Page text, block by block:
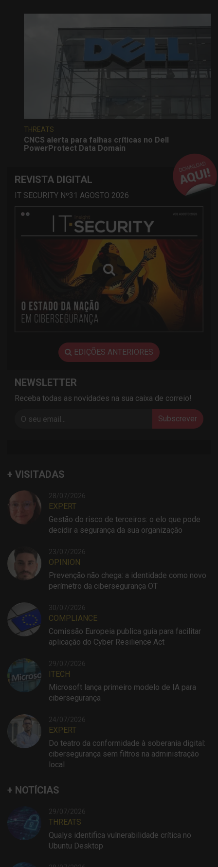
THREATS
CNCS alerta para falhas críticas no Dell
PowerProtect Data Domain
REVISTA DIGITAL
IT SECURITY Nº31 AGOSTO 2026
EDIÇÕES ANTERIORES
NEWSLETTER
Receba todas as novidades na sua caixa de correio!
Subscrever
+ VISITADAS
28/07/2026
EXPERT
Gestão do risco de terceiros: o elo que pode
decidir a segurança da sua organização
23/07/2026
OPINION
Prevenção não chega: a identidade como novo
perímetro da cibersegurança OT
30/07/2026
COMPLIANCE
Comissão Europeia publica guia para facilitar
aplicação do Cyber Resilience Act
29/07/2026
ITECH
Microsoft lança primeiro modelo de IA para
cibersegurança
24/07/2026
EXPERT
Do teatro da conformidade à soberania digital:
cibersegurança sem filtros na administração
local
+ NOTÍCIAS
29/07/2026
THREATS
Qualys identifica vulnerabilidade crítica no
Ubuntu Desktop